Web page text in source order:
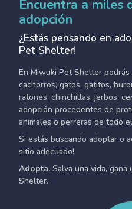
Encuentra a miles
adopción
¿Estás pensando en
Pet Shelter!
En Miwuki Pet Shelter
cachorros, gatos, gatitos,
ratones, chinchillas, jerbos,
adopción procedentes de
animales o perreras de todo
Si estás buscando adoptar o
sitio adecuado!
Adopta. Salva una vida,
Shelter.